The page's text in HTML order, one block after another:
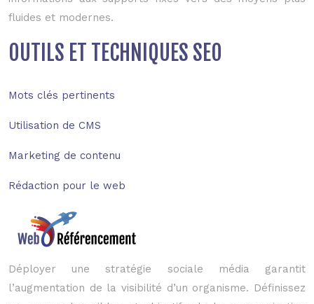
fluides et modernes.
OUTILS ET TECHNIQUES SEO
Mots clés pertinents
Utilisation de CMS
Marketing de contenu
Rédaction pour le web
Déployer une stratégie sociale média garantit
l’augmentation de la visibilité d’un organisme. Définissez